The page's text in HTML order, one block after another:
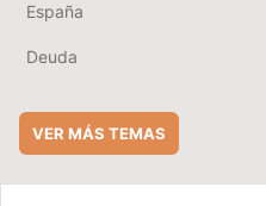
España
Deuda
VER MÁS TEMAS